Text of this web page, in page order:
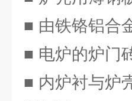
■ 由铁铬铝合
■ 电炉的炉门
■ 内炉衬与炉